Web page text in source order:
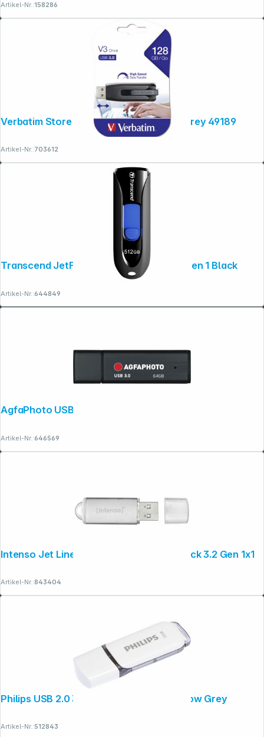
Artikel-Nr.:158286
Verbatim Store n Go V3 128GB USB 3.0 grey 49189
Artikel-Nr.:703612
Transcend JetFlash 790 512GB USB 3.1 Gen 1 Black
Artikel-Nr.:644849
Artikel-Nr.:646569
Intenso Jet Line Aluminium 32GB USB Stick 3.2 Gen 1x1
Artikel-Nr.:843404
Philips USB 2.0 32GB Snow Edition Shadow Grey
Artikel-Nr.:512843